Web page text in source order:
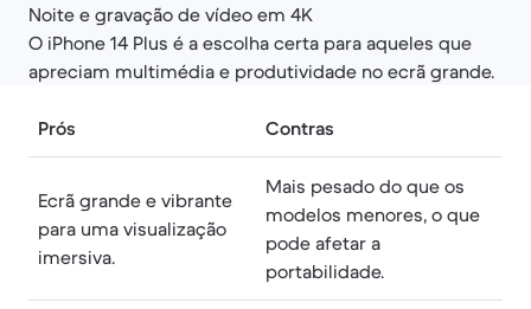
Noite e gravação de vídeo em 4K
O iPhone 14 Plus é a escolha certa para aqueles que
apreciam multimédia e produtividade no ecrã grande.
Prós Contras
Ecrã grande e vibrante
para uma visualização
imersiva.
Mais pesado do que os
modelos menores, o que
pode afetar a
portabilidade.